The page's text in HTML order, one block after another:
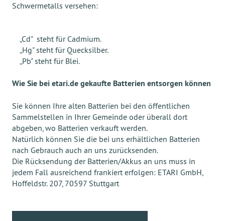
Schwermetalls versehen:
„Cd" steht für Cadmium.
„Hg" steht für Quecksilber.
„Pb" steht für Blei.
Wie Sie bei etari.de gekaufte Batterien entsorgen können
Sie können Ihre alten Batterien bei den öffentlichen
Sammelstellen in Ihrer Gemeinde oder überall dort
abgeben, wo Batterien verkauft werden.
Natürlich können Sie die bei uns erhältlichen Batterien
nach Gebrauch auch an uns zurücksenden.
Die Rücksendung der Batterien/Akkus an uns muss in
jedem Fall ausreichend frankiert erfolgen: ETARI GmbH,
Hoffeldstr. 207, 70597 Stuttgart